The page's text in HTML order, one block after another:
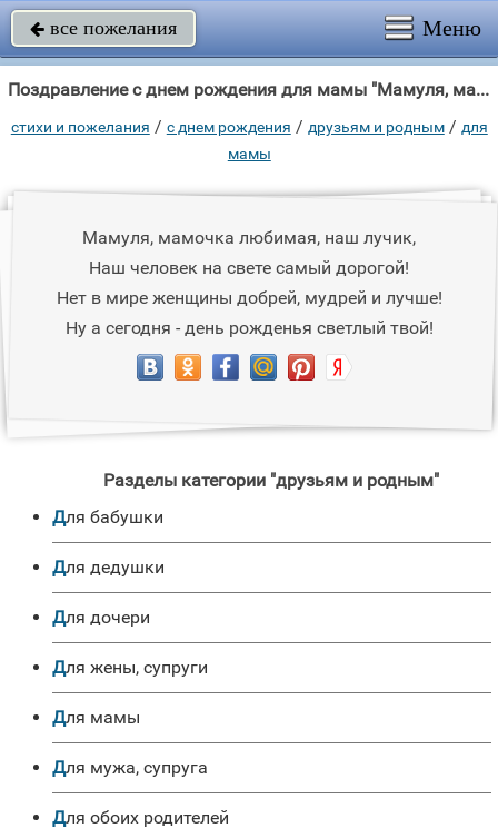
 все пожелания Меню
Поздравление с днем рождения для мамы "Мамуля, мамочка любимая, наш лучик, Наш человек на свете самый дорогой!"
стихи и пожелания / c днем рождения / друзьям и родным/ для
мамы
Мамуля, мамочка любимая, наш лучик,
Наш человек на свете самый дорогой!
Нет в мире женщины добрей, мудрей и лучше!
Ну а сегодня - день рожденья светлый твой!
Разделы категории "друзьям и родным"
для бабушки
для дедушки
для дочери
для жены, супруги
для мамы
для мужа, супруга
для обоих родителей